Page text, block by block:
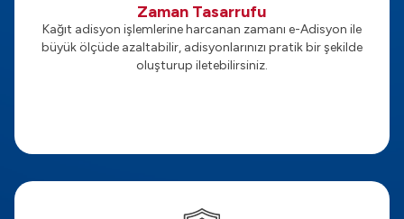
Zaman Tasarrufu
Kağıt adisyon işlemlerine harcanan zamanı e-Adisyon ile
büyük ölçüde azaltabilir, adisyonlarınızı pratik bir şekilde
oluşturup iletebilirsiniz.